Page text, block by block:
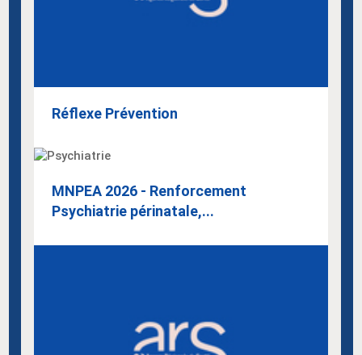
Réflexe Prévention
MNPEA 2026 - Renforcement
Psychiatrie périnatale,...